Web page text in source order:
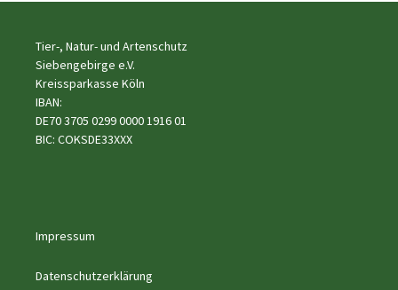
Tier-, Natur- und Artenschutz
Siebengebirge e.V.
Kreissparkasse Köln
IBAN:
DE70 3705 0299 0000 1916 01
BIC: COKSDE33XXX
Impressum
Datenschutzerklärung